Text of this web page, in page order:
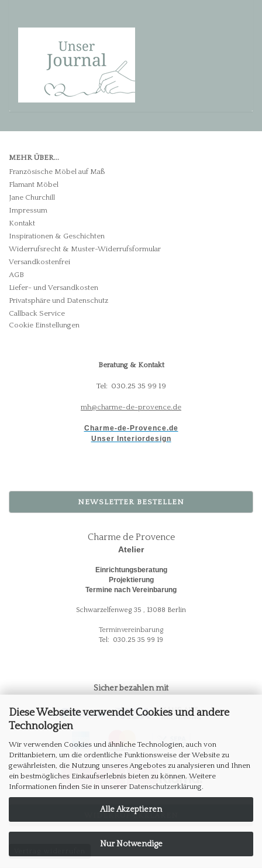
Diese Webseite verwendet Cookies und andere
Technologien
Wir verwenden Cookies und ähnliche Technologien, auch von
Drittanbietern, um die ordentliche Funktionsweise der Website zu
gewährleisten, die Nutzung unseres Angebotes zu analysieren und Ihnen
ein bestmögliches Einkaufserlebnis bieten zu können. Weitere
Informationen finden Sie in unserer Datenschutzerklärung
Alle Akzeptieren
Nur Notwendige
MEHR ÜBER...
Französische Möbel auf Maß
Flamant Möbel
Jane Churchill
Impressum
Kontakt
Inspirationen & Geschichten
Widerrufsrecht & Muster-Widerrufsformular
Versandkostenfrei
AGB
Liefer- und Versandkosten
Privatsphäre und Datenschutz
Callback Service
Cookie Einstellungen
Beratung & Kontakt
Tel: 030.25 35 99 19
mh@charme-de-provence.de
Charme-de-Provence.de
Unser Interiordesign
NEWSLETTER BESTELLEN
Charme de Provence
Atelier
Einrichtungsberatung
Projektierung
Termine nach Vereinbarung
Schwarzelfenweg 35 , 13088 Berlin
Terminvereinbarung
Tel: 030.25 35 99 19
Sicher bezahlen mit
WIDERRUF ERKLÄREN